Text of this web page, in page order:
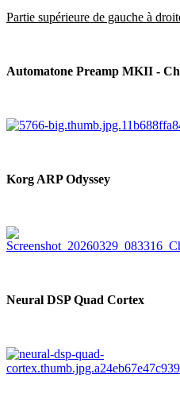
Partie supérieure de gauche à
Automatone Preamp MKII -
Korg ARP Odyssey
Neural DSP Quad Cortex